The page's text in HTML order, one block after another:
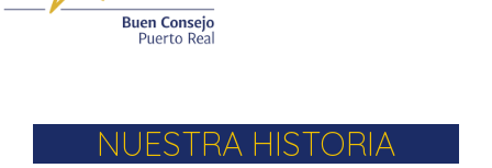
NUESTRA HISTORIA